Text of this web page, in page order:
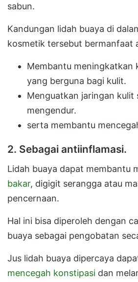
sabun.
Kandungan lidah buaya di
kosmetik tersebut bermanfaat
Membantu meningkatkan
yang berguna bagi kulit.
Menguatkan jaringan kulit
mengendur.
serta membantu
2. Sebagai antiinflamasi.
Lidah buaya dapat membantu
bakar, digigit serangga atau
pencernaan.
Hal ini bisa diperoleh dengan
buaya sebagai pengobatan
Jus lidah buaya dipercaya
mencegah konstipasi dan